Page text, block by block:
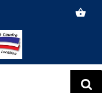
shopping_basket